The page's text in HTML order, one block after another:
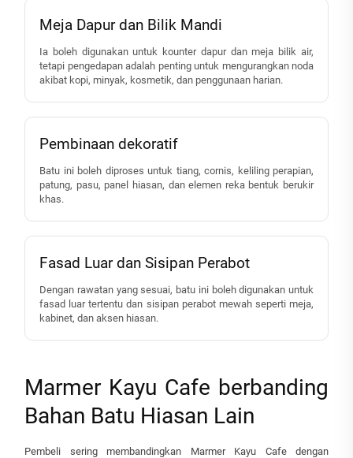
Meja Dapur dan Bilik Mandi
Ia boleh digunakan untuk kounter dapur dan meja bilik air,
tetapi pengedapan adalah penting untuk mengurangkan noda
akibat kopi, minyak, kosmetik, dan penggunaan harian.
Pembinaan dekoratif
Batu ini boleh diproses untuk tiang, cornis, keliling perapian,
patung, pasu, panel hiasan, dan elemen reka bentuk berukir
khas.
Fasad Luar dan Sisipan Perabot
Dengan rawatan yang sesuai, batu ini boleh digunakan untuk
fasad luar tertentu dan sisipan perabot mewah seperti meja,
kabinet, dan aksen hiasan.
Marmer Kayu Cafe berbanding
Bahan Batu Hiasan Lain
Pembeli sering membandingkan Marmer Kayu Cafe dengan